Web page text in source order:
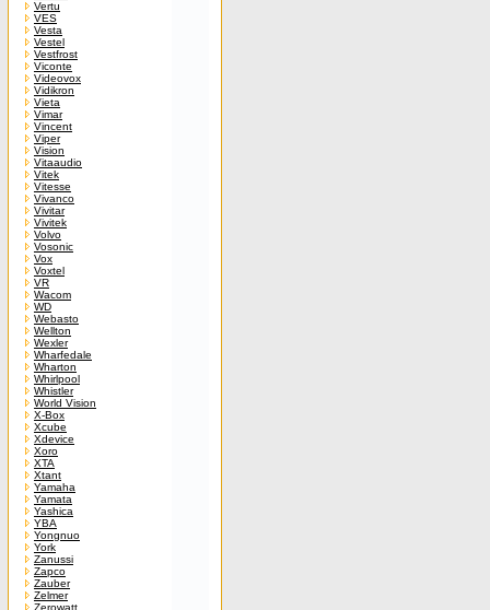
Vertu
VES
Vesta
Vestel
Vestfrost
Viconte
Videovox
Vidikron
Vieta
Vimar
Vincent
Viper
Vision
Vitaaudio
Vitek
Vitesse
Vivanco
Vivitar
Vivitek
Volvo
Vosonic
Vox
Voxtel
VR
Wacom
WD
Webasto
Wellton
Wexler
Wharfedale
Wharton
Whirlpool
Whistler
World Vision
X-Box
Xcube
Xdevice
Xoro
XTA
Xtant
Yamaha
Yamata
Yashica
YBA
Yongnuo
York
Zanussi
Zapco
Zauber
Zelmer
Zerowatt